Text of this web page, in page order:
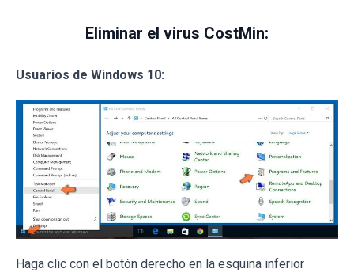
Eliminar el virus CostMin:
Usuarios de Windows 10:
Haga clic con el botón derecho en la esquina inferior